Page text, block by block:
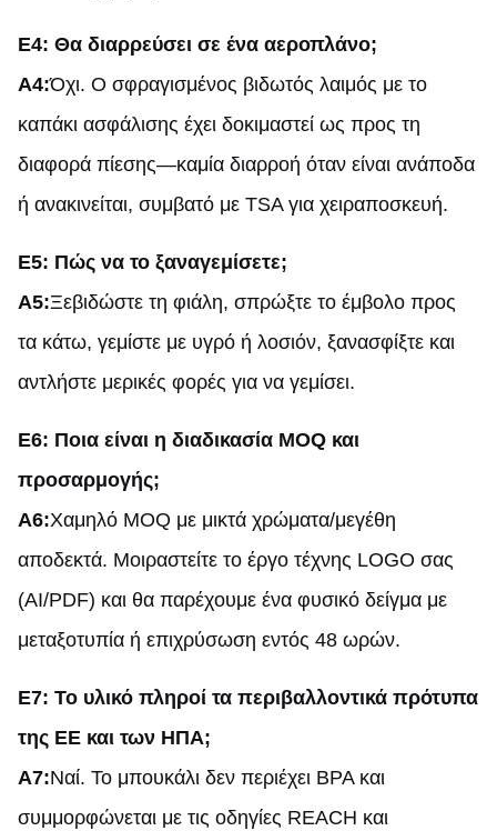
Ε4: Θα διαρρεύσει σε ένα αεροπλάνο;
A4:Όχι. Ο σφραγισμένος βιδωτός λαιμός με το
καπάκι ασφάλισης έχει δοκιμαστεί ως προς τη
διαφορά πίεσης—καμία διαρροή όταν είναι ανάποδα
ή ανακινείται, συμβατό με TSA για χειραποσκευή.
Ε5: Πώς να το ξαναγεμίσετε;
A5:Ξεβιδώστε τη φιάλη, σπρώξτε το έμβολο προς
τα κάτω, γεμίστε με υγρό ή λοσιόν, ξανασφίξτε και
αντλήστε μερικές φορές για να γεμίσει.
Ε6: Ποια είναι η διαδικασία MOQ και
προσαρμογής;
A6:Χαμηλό MOQ με μικτά χρώματα/μεγέθη
αποδεκτά. Μοιραστείτε το έργο τέχνης LOGO σας
(AI/PDF) και θα παρέχουμε ένα φυσικό δείγμα με
μεταξοτυπία ή επιχρύσωση εντός 48 ωρών.
Ε7: Το υλικό πληροί τα περιβαλλοντικά πρότυπα
της ΕΕ και των ΗΠΑ;
A7:Ναί. Το μπουκάλι δεν περιέχει BPA και
συμμορφώνεται με τις οδηγίες REACH και